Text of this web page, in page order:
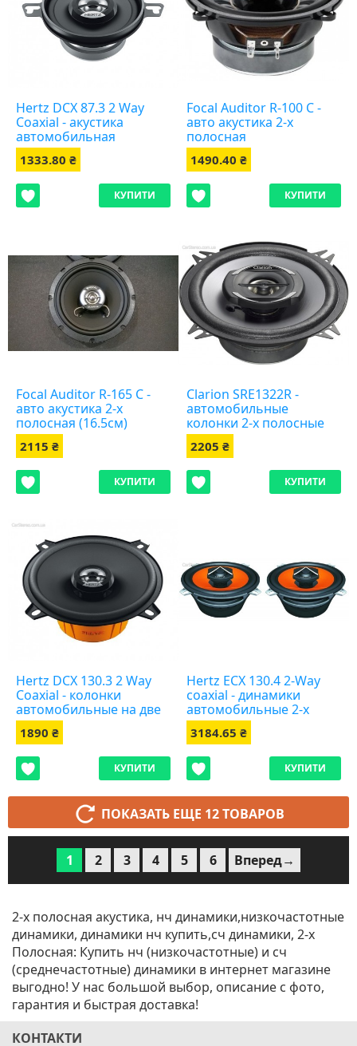
Hertz DCX 87.3 2 Way
Coaxial - акустика
автомобильная
1333.80 ₴
КУПИТИ
Focal Auditor R-100 C -
авто акустика 2-х
полосная
1490.40 ₴
КУПИТИ
Focal Auditor R-165 C -
авто акустика 2-х
полосная (16.5см)
2115 ₴
КУПИТИ
Clarion SRE1322R -
автомобильные
колонки 2-х полосные
2205 ₴
КУПИТИ
Hertz DCX 130.3 2 Way
Coaxial - колонки
автомобильные на две
полосы
1890 ₴
КУПИТИ
Hertz ECX 130.4 2-Way
coaxial - динамики
автомобильные 2-х
полосные
3184.65 ₴
КУПИТИ
ПОКАЗАТЬ ЕЩЕ 12 ТОВАРОВ
1 2 3 4 5 6 Вперед→
2-х полосная акустика, нч динамики,низкочастотные
динамики, динамики нч купить,сч динамики, 2-х
Полосная: Купить нч (низкочастотные) и сч
(среднечастотные) динамики в интернет магазине
выгодно! У нас большой выбор, описание с фото,
гарантия и быстрая доставка!
КОНТАКТИ